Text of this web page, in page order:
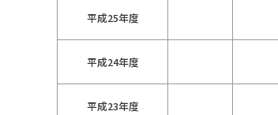
平成25年度
平成24年度
平成23年度